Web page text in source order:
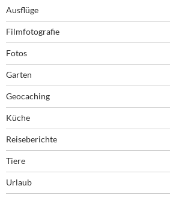
Ausflüge
Filmfotografie
Fotos
Garten
Geocaching
Küche
Reiseberichte
Tiere
Urlaub